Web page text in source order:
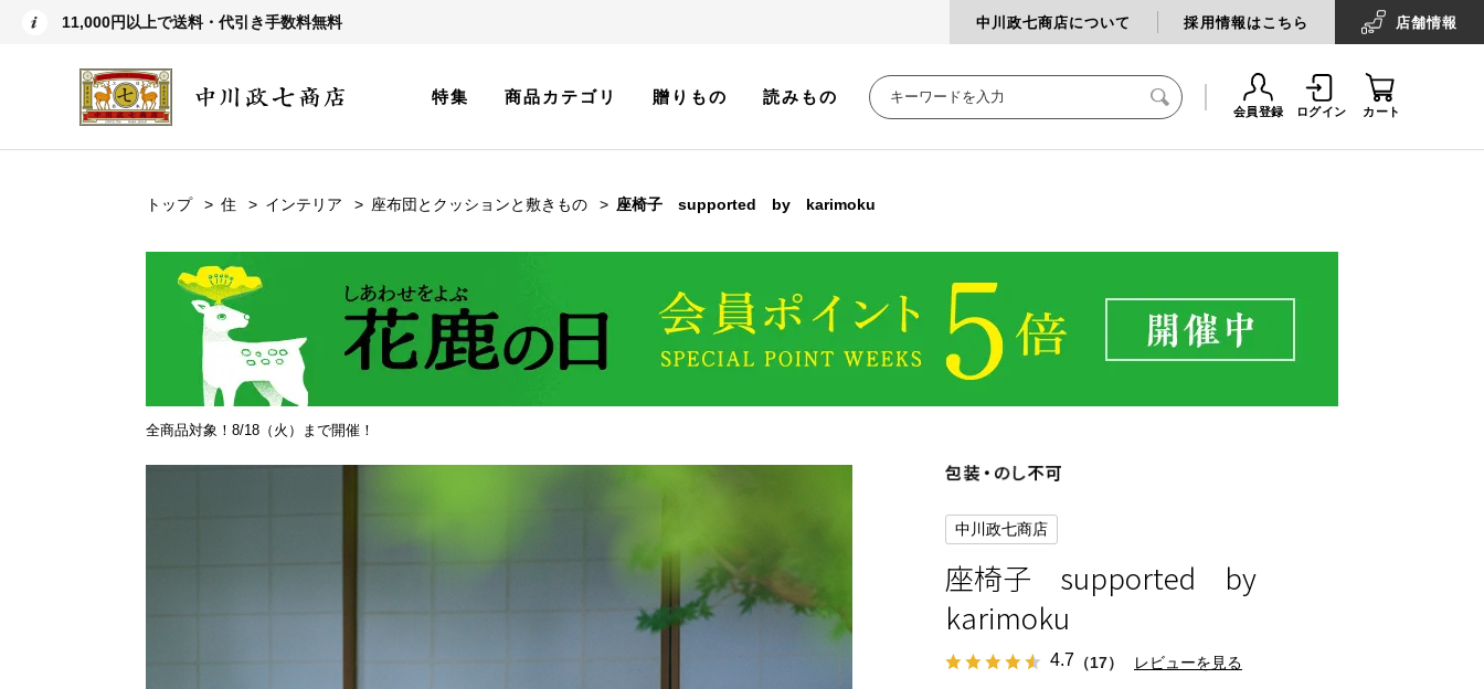
11,000円以上で送料・代引き手数料無料 中川政七商店について 採用情報はこちら 店舗情報
特集 商品カテゴリ 贈りもの 読みもの
会員登録 ログイン カート
トップ 住 インテリア 座布団とクッションと敷きもの 座椅子 supported by karimoku
全商品対象！8/18（火）まで開催！
中川政七商店
座椅子 supported by
karimoku
4.7 （17） レビューを見る